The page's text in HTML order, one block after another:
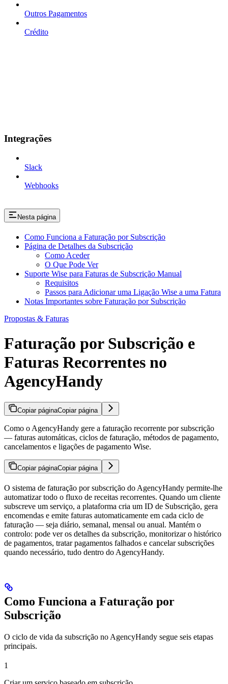
Outros Pagamentos
Crédito
Integrações
Slack
Webhooks
Nesta página
Como Funciona a Faturação por Subscrição
Página de Detalhes da Subscrição
Como Aceder
O Que Pode Ver
Suporte Wise para Faturas de Subscrição Manual
Requisitos
Passos para Adicionar uma Ligação Wise a uma Fatura
Notas Importantes sobre Faturação por Subscrição
Propostas & Faturas
Faturação por Subscrição e
Faturas Recorrentes no
AgencyHandy
Copiar páginaCopiar página
Como o AgencyHandy gere a faturação recorrente por subscrição
— faturas automáticas, ciclos de faturação, métodos de pagamento,
cancelamentos e ligações de pagamento Wise.
Copiar páginaCopiar página
O sistema de faturação por subscrição do AgencyHandy permite-lhe
automatizar todo o fluxo de receitas recorrentes. Quando um cliente
subscreve um serviço, a plataforma cria um ID de Subscrição, gera
encomendas e emite faturas automaticamente em cada ciclo de
faturação — seja diário, semanal, mensal ou anual. Mantém o
controlo: pode ver os detalhes da subscrição, monitorizar o histórico
de pagamentos, tratar pagamentos falhados e cancelar subscrições
quando necessário, tudo dentro do AgencyHandy.
Como Funciona a Faturação por
Subscrição
O ciclo de vida da subscrição no AgencyHandy segue seis etapas
principais.
1